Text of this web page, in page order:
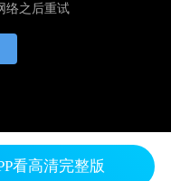
络之后重试
看高清完整版